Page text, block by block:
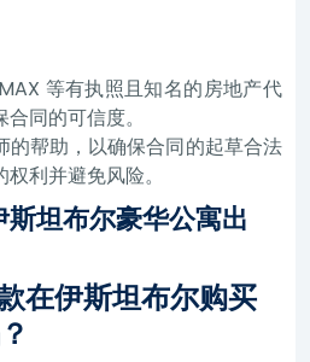
等有执照且知名的房地产代
同的可信度。
的帮助，以确保合同的起草合法
利并避免风险。
坦布尔豪华公寓出
在伊斯坦布尔购买